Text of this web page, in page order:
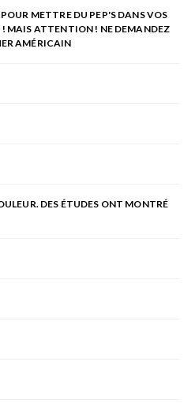
METTRE DU PEP'S DANS VOS
MAIS ATTENTION ! NE DEMANDEZ
AMÉRICAIN
DES ÉTUDES ONT MONTRÉ